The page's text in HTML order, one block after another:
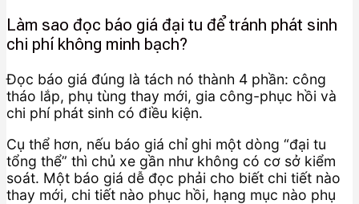
Làm sao đọc báo giá đại tu để tránh phát sinh
chi phí không minh bạch?
Đọc báo giá đúng là tách nó thành 4 phần: công
tháo lắp, phụ tùng thay mới, gia công-phục hồi và
chi phí phát sinh có điều kiện.
Cụ thể hơn, nếu báo giá chỉ ghi một dòng “đại tu
tổng thể” thì chủ xe gần như không có cơ sở kiểm
soát. Một báo giá dễ đọc phải cho biết chi tiết nào
thay mới, chi tiết nào phục hồi, hạng mục nào phụ